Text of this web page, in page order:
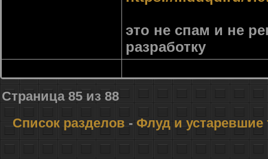
это не спам и не
разработку
Страница85из88
Список разделов- Флуд и